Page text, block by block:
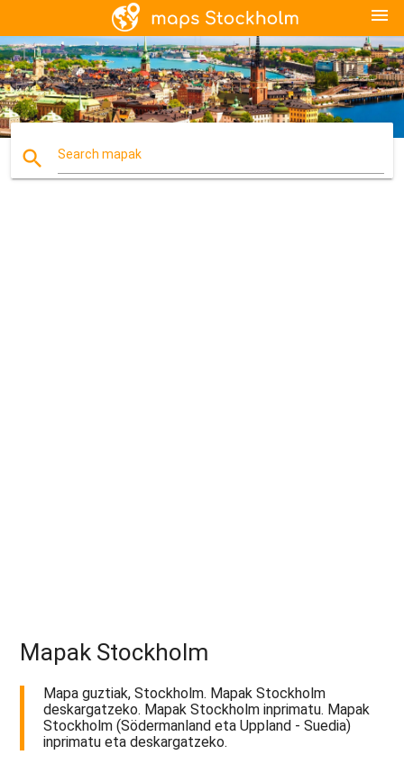
menu
search Search mapak
Mapak Stockholm
Mapa guztiak, Stockholm. Mapak Stockholm
deskargatzeko. Mapak Stockholm inprimatu. Mapak
Stockholm (Södermanland eta Uppland - Suedia)
inprimatu eta deskargatzeko.